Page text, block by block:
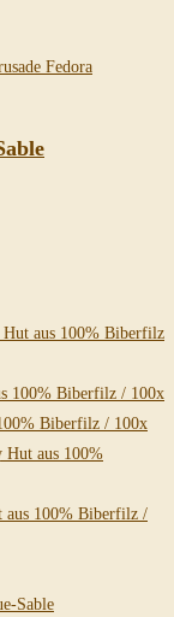
aus 100% Biberfilz
100% Biberfilz / 100x
Biberfilz / 100x
aus 100%
aus 100% Biberfilz /
Sable